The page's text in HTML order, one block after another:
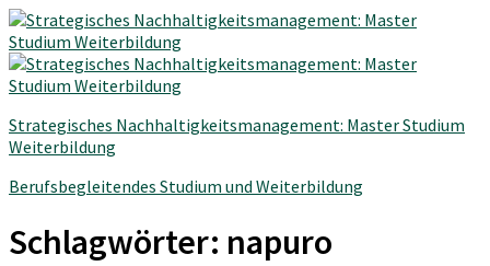
Strategisches Nachhaltigkeitsmanagement: Master Studium
Weiterbildung
Berufsbegleitendes Studium und Weiterbildung
Schlagwörter: napuro